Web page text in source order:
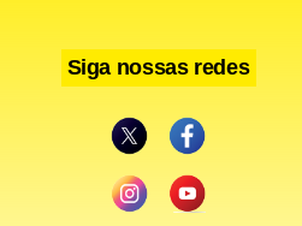
respirar fumaça incomoda
incomodados com a fumaça
que a qualidade do ar
Nesse grupo, a lei obteve
são do jornalO Estado
Siga nossas redes